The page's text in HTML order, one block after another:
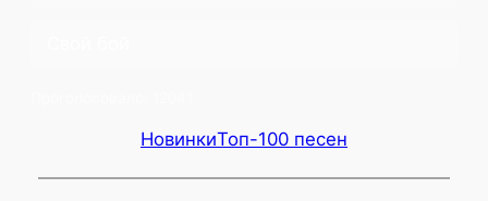
НовинкиТоп-100 песен